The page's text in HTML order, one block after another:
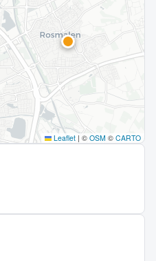
Leaflet | © OSM © CARTO